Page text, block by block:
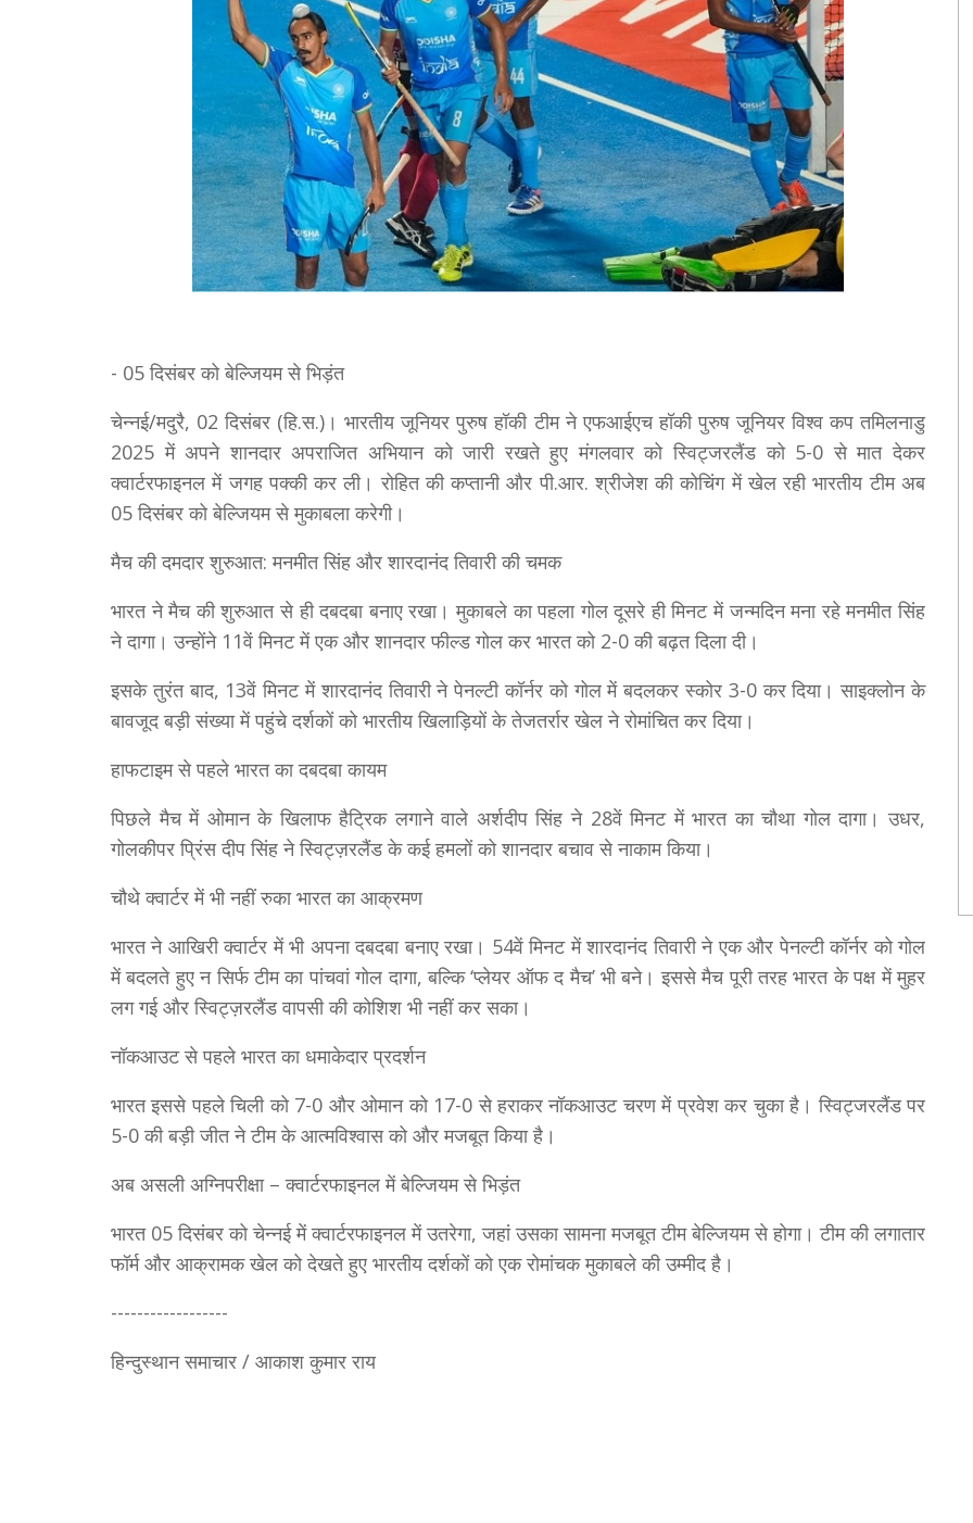
- 05 दिसंबर को बेल्जियम से भिड़ंत
चेन्नई/मदुरै, 02 दिसंबर (हि.स.)। भारतीय जूनियर पुरुष हॉकी टीम ने एफआईएच हॉकी पुरुष जूनियर विश्व कप तमिलनाडु
2025 में अपने शानदार अपराजित अभियान को जारी रखते हुए मंगलवार को स्विट्जरलैंड को 5-0 से मात देकर
क्वार्टरफाइनल में जगह पक्की कर ली। रोहित की कप्तानी और पी.आर. श्रीजेश की कोचिंग में खेल रही भारतीय टीम अब
05 दिसंबर को बेल्जियम से मुकाबला करेगी।
मैच की दमदार शुरुआत: मनमीत सिंह और शारदानंद तिवारी की चमक
भारत ने मैच की शुरुआत से ही दबदबा बनाए रखा। मुकाबले का पहला गोल दूसरे ही मिनट में जन्मदिन मना रहे मनमीत सिंह
ने दागा। उन्होंने 11वें मिनट में एक और शानदार फील्ड गोल कर भारत को 2-0 की बढ़त दिला दी।
इसके तुरंत बाद, 13वें मिनट में शारदानंद तिवारी ने पेनल्टी कॉर्नर को गोल में बदलकर स्कोर 3-0 कर दिया। साइक्लोन के
बावजूद बड़ी संख्या में पहुंचे दर्शकों को भारतीय खिलाड़ियों के तेजतर्रार खेल ने रोमांचित कर दिया।
हाफटाइम से पहले भारत का दबदबा कायम
पिछले मैच में ओमान के खिलाफ हैट्रिक लगाने वाले अर्शदीप सिंह ने 28वें मिनट में भारत का चौथा गोल दागा। उधर,
गोलकीपर प्रिंस दीप सिंह ने स्विट्ज़रलैंड के कई हमलों को शानदार बचाव से नाकाम किया।
चौथे क्वार्टर में भी नहीं रुका भारत का आक्रमण
भारत ने आखिरी क्वार्टर में भी अपना दबदबा बनाए रखा। 54वें मिनट में शारदानंद तिवारी ने एक और पेनल्टी कॉर्नर को गोल
में बदलते हुए न सिर्फ टीम का पांचवां गोल दागा, बल्कि ‘प्लेयर ऑफ द मैच’ भी बने। इससे मैच पूरी तरह भारत के पक्ष में मुहर
लग गई और स्विट्ज़रलैंड वापसी की कोशिश भी नहीं कर सका।
नॉकआउट से पहले भारत का धमाकेदार प्रदर्शन
भारत इससे पहले चिली को 7-0 और ओमान को 17-0 से हराकर नॉकआउट चरण में प्रवेश कर चुका है। स्विट्जरलैंड पर
5-0 की बड़ी जीत ने टीम के आत्मविश्वास को और मजबूत किया है।
अब असली अग्निपरीक्षा – क्वार्टरफाइनल में बेल्जियम से भिड़ंत
भारत 05 दिसंबर को चेन्नई में क्वार्टरफाइनल में उतरेगा, जहां उसका सामना मजबूत टीम बेल्जियम से होगा। टीम की लगातार
फॉर्म और आक्रामक खेल को देखते हुए भारतीय दर्शकों को एक रोमांचक मुकाबले की उम्मीद है।
------------------
हिन्दुस्थान समाचार / आकाश कुमार राय